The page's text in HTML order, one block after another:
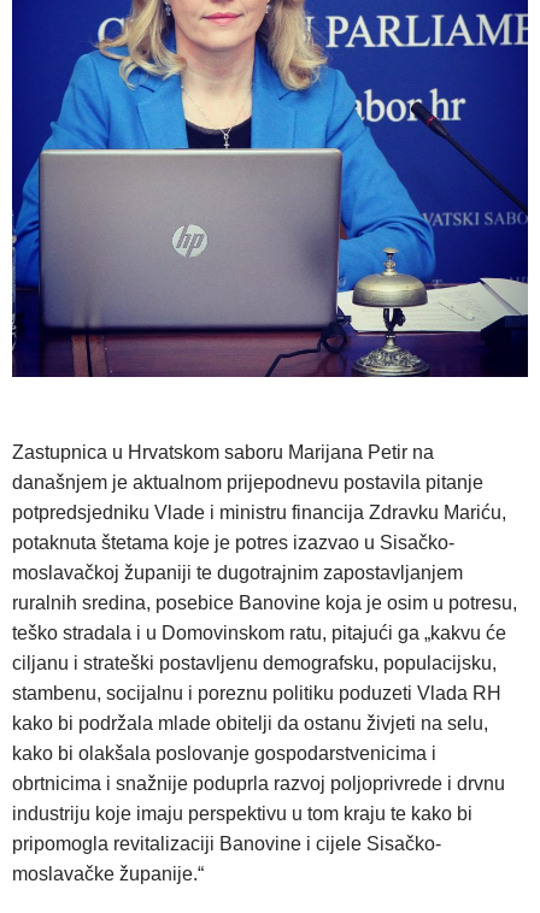
Zastupnica u Hrvatskom saboru Marijana Petir na
današnjem je aktualnom prijepodnevu postavila pitanje
potpredsjedniku Vlade i ministru financija Zdravku Mariću,
potaknuta štetama koje je potres izazvao u Sisačko-
moslavačkoj županiji te dugotrajnim zapostavljanjem
ruralnih sredina, posebice Banovine koja je osim u potresu,
teško stradala i u Domovinskom ratu, pitajući ga „kakvu će
ciljanu i strateški postavljenu demografsku, populacijsku,
stambenu, socijalnu i poreznu politiku poduzeti Vlada RH
kako bi podržala mlade obitelji da ostanu živjeti na selu,
kako bi olakšala poslovanje gospodarstvenicima i
obrtnicima i snažnije poduprla razvoj poljoprivrede i drvnu
industriju koje imaju perspektivu u tom kraju te kako bi
pripomogla revitalizaciji Banovine i cijele Sisačko-
moslavačke županije.“